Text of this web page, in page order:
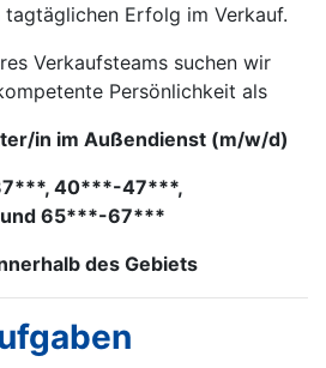
Erfolg im Verkauf.
Verkaufsteams suchen wir
Persönlichkeit als
in im Außendienst (m/w/d)
40***-47***,
65***-67***
des Gebiets